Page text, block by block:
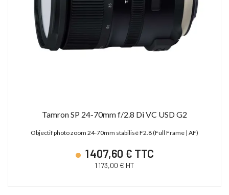
Tamron SP 24-70mm f/2.8 Di VC USD G2
Objectif photo zoom 24-70mm stabilisé F2.8 (Full Frame | AF)
1 407,60 € TTC
1 173,00 € HT